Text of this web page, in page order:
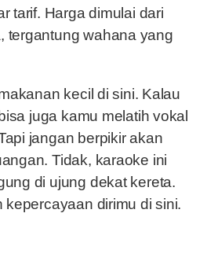
tarif. Harga dimulai dari
tergantung wahana yang
kecil di sini. Kalau
juga kamu melatih vokal
jangan berpikir akan
Tidak, karaoke ini
di ujung dekat kereta.
dirimu di sini.